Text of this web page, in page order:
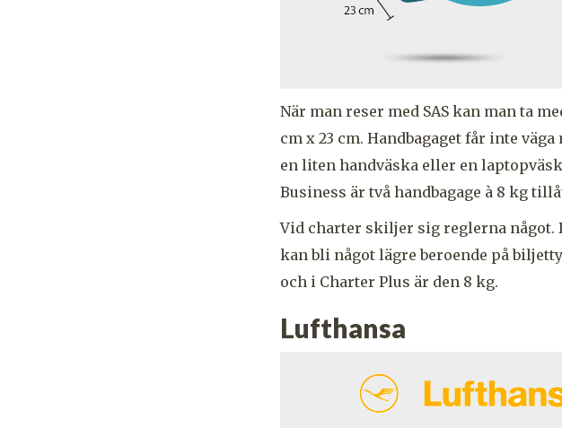
När man reser med SAS kan man ta
cm x 23 cm. Handbagaget får inte
en liten handväska eller en
Business är två handbagage à 8 kg
Vid charter skiljer sig reglerna något.
kan bli något lägre beroende på
och i Charter Plus är den 8 kg.
Lufthansa